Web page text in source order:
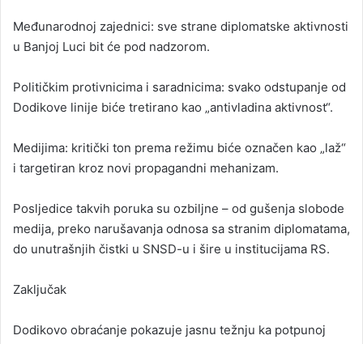
Međunarodnoj zajednici: sve strane diplomatske aktivnosti
u Banjoj Luci bit će pod nadzorom.
Političkim protivnicima i saradnicima: svako odstupanje od
Dodikove linije biće tretirano kao „antivladina aktivnost“.
Medijima: kritički ton prema režimu biće označen kao „laž“
i targetiran kroz novi propagandni mehanizam.
Posljedice takvih poruka su ozbiljne – od gušenja slobode
medija, preko narušavanja odnosa sa stranim diplomatama,
do unutrašnjih čistki u SNSD-u i šire u institucijama RS.
Zaključak
Dodikovo obraćanje pokazuje jasnu težnju ka potpunoj